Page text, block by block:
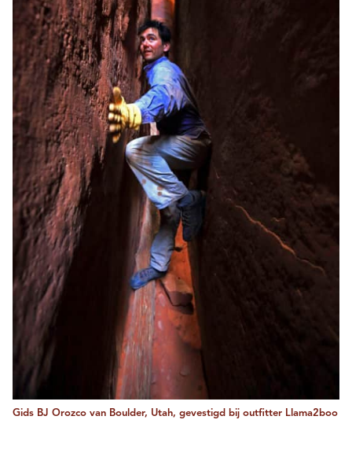
Gids BJ Orozco van Boulder, Utah, gevestigd bij outfitter Llama2boo